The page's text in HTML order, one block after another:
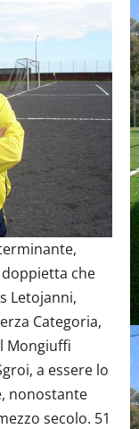
che
Letojanni,
Categoria,
Mongiuffi
a essere lo
nonostante
secolo. 51